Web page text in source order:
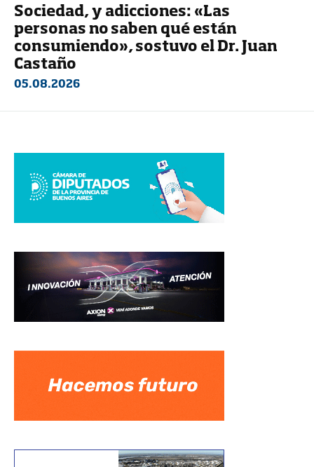
Sociedad, y adicciones: «Las
personas no saben qué están
consumiendo», sostuvo el Dr. Juan
Castaño
05.08.2026